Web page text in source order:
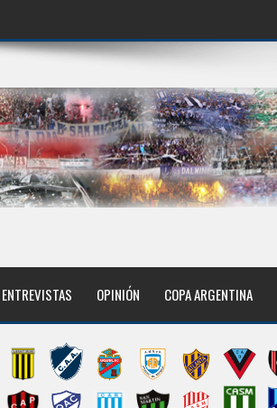
ENTREVISTAS OPINIÓN COPA ARGENTINA